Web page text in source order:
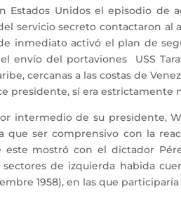
Unidos el episodio de
servicio secreto contactaron
inmediato activó el plan de
envío del portaviones USS
cercanas a las costas de
presidente, sí era estrictamente
de su presidente,
que ser comprensivo con la
mostró con el dictador
de izquierda habida
1958), en las que